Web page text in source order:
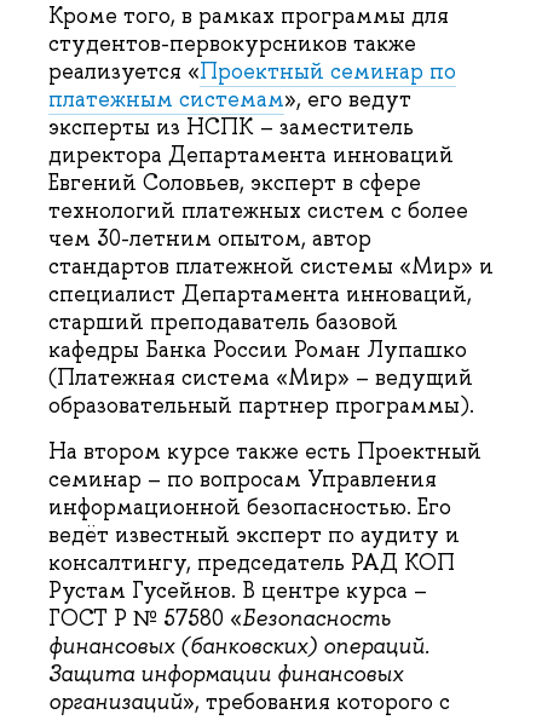
Кроме того, в рамках программы для
студентов-первокурсников также
реализуется «Проектный семинар по
платежным системам», его ведут
эксперты из НСПК – заместитель
директора Департамента инноваций
Евгений Соловьев, эксперт в сфере
технологий платежных систем с более
чем 30-летним опытом, автор
стандартов платежной системы «Мир» и
специалист Департамента инноваций,
старший преподаватель базовой
кафедры Банка России Роман Лупашко
(Платежная система «Мир» – ведущий
образовательный партнер программы).
На втором курсе также есть Проектный
семинар – по вопросам Управления
информационной безопасностью. Его
ведёт известный эксперт по аудиту и
консалтингу, председатель РАД КОП
Рустам Гусейнов. В центре курса –
ГОСТ Р № 57580 «Безопасность
финансовых (банковских) операций.
Защита информации финансовых
организаций», требования которого с